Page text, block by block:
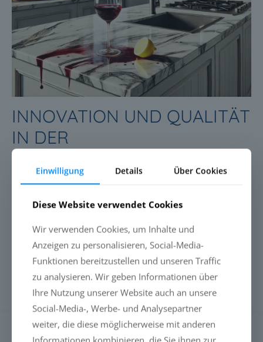
INNOVATION UND QUALITÄT
IN DER
MARMORVERSIEGELUNG
In unserer umfangreichen Forschungs- und
Versiegelungssystem entwickelt. Es bietet eine unschlagbare
Kombination aus Schutz und Ästhetik für
Marmoroberflächen.
Mehr erfahren
SUCHE
Einwilligung Details Über Cookies
Diese Website verwendet Cookies
Wir verwenden Cookies, um Inhalte und
Anzeigen zu personalisieren, Social-Media-
Funktionen bereitzustellen und unseren Traffic
zu analysieren. Wir geben Informationen über
Ihre Nutzung unserer Website auch an unsere
Social-Media-, Werbe- und Analysepartner
weiter, die diese möglicherweise mit anderen